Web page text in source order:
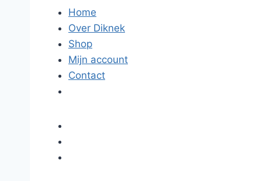
Home
Over Diknek
Shop
Mijn account
Contact